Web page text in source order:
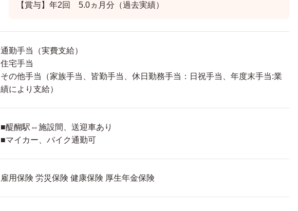
【賞与】年2回 5.0ヵ月分（過去実績）
通勤手当（実費支給）
住宅手当
その他手当（家族手当、皆勤手当、休日勤務手当：日祝手当、年度末手当:業
績により支給）
■醍醐駅⇔施設間、送迎車あり
■マイカー、バイク通勤可
雇用保険 労災保険 健康保険 厚生年金保険